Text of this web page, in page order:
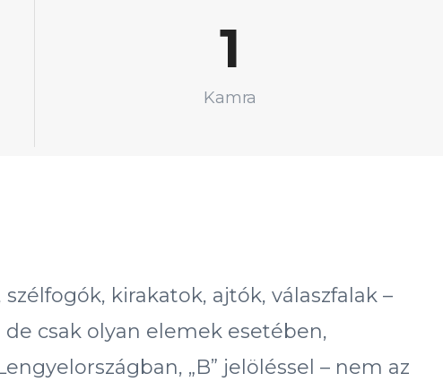
1
Kamra
kirakatok, ajtók, válaszfalak –
csak olyan elemek esetében,
„B” jelöléssel – nem az